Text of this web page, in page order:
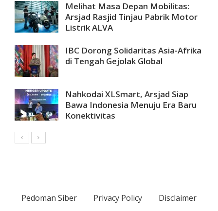
Melihat Masa Depan Mobilitas:
Arsjad Rasjid Tinjau Pabrik Motor
Listrik ALVA
IBC Dorong Solidaritas Asia-Afrika
di Tengah Gejolak Global
Nahkodai XLSmart, Arsjad Siap
Bawa Indonesia Menuju Era Baru
Konektivitas
Pedoman Siber Privacy Policy Disclaimer